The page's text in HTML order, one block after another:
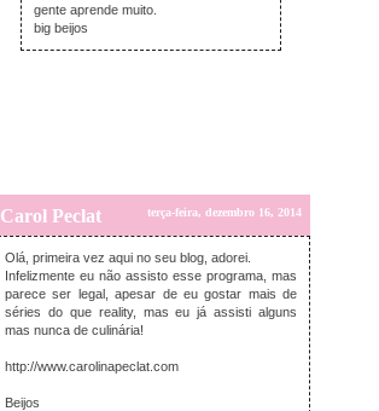
gente aprende muito.
big beijos
Carol Peclat terça-feira, dezembro 16, 2014
Olá, primeira vez aqui no seu blog, adorei.
Infelizmente eu não assisto esse programa, mas
parece ser legal, apesar de eu gostar mais de
séries do que reality, mas eu já assisti alguns
mas nunca de culinária!
http://www.carolinapeclat.com
Beijos